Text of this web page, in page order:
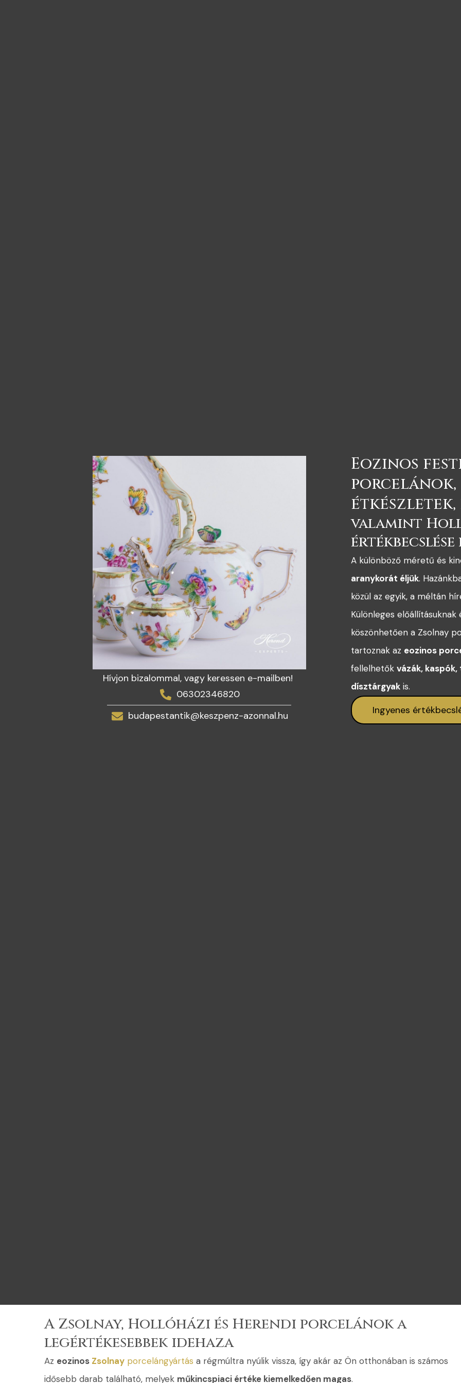
Eozinos
porcelánok,
valamint
A különböző méretű és
aranykorát éljük.
közül az egyik, a méltán
Különleges
köszönhetően a Zsolnay
tartoznak az eozinos
fellelhetők vázák,
dísztárgyak is.
Ingyenes
Hívjon bizalommal, vagy keressen e-mailben!
06302346820
budapestantik@keszpenz-azonnal.hu
A Zsolnay, Hollóházi és Herendi porcelánok a
legértékesebbek idehaza
Az eozinos Zsolnay porcelángyártás a régmúltra nyúlik vissza, így akár az Ön otthonában is számos
idősebb darab található, melyek műkincspiaci értéke kiemelkedően magas.